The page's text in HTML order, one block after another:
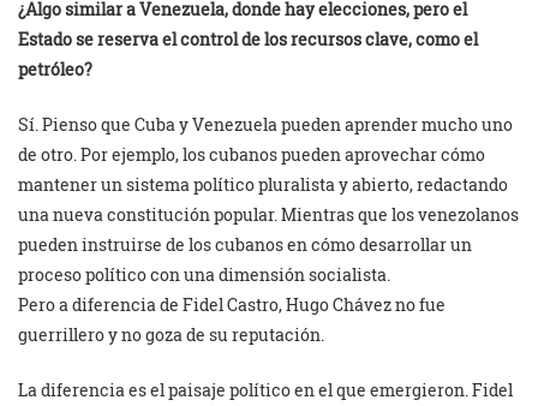
¿Algo similar a Venezuela, donde hay elecciones, pero el
Estado se reserva el control de los recursos clave, como el
petróleo?
Sí. Pienso que Cuba y Venezuela pueden aprender mucho uno
de otro. Por ejemplo, los cubanos pueden aprovechar cómo
mantener un sistema político pluralista y abierto, redactando
una nueva constitución popular. Mientras que los venezolanos
pueden instruirse de los cubanos en cómo desarrollar un
proceso político con una dimensión socialista.
Pero a diferencia de Fidel Castro, Hugo Chávez no fue
guerrillero y no goza de su reputación.
La diferencia es el paisaje político en el que emergieron. Fidel